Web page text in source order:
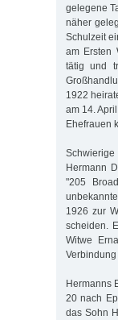
gelegene
näher
Schulzeit
am Ersten
tätig und
1922
am 14.
Ehefrauen
Hermann
"205
1926 zur
scheiden.
Witwe
Hermanns
20 nach
das Sohn